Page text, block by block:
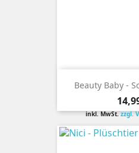
Beauty Baby -
Preis
inkl. MwSt.zzgl.